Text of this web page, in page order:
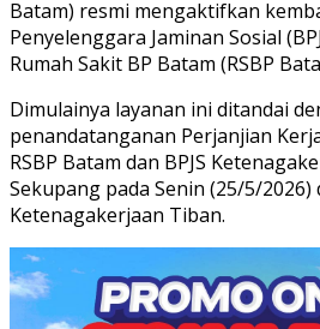
Batam) resmi mengaktifkan
Penyelenggara Jaminan Sosial
Rumah Sakit BP Batam (RSBP
Dimulainya layanan ini ditandai
penandatanganan Perjanjian
RSBP Batam dan BPJS
Sekupang pada Senin (25/5/2026)
Ketenagakerjaan Tiban.